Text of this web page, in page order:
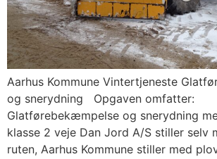
Aarhus Kommune Vintertjeneste
og snerydning Opgaven omfatter:
Glatførebekæmpelse og snerydning
klasse 2 veje Dan Jord A/S stiller selv
ruten, Aarhus Kommune stiller med